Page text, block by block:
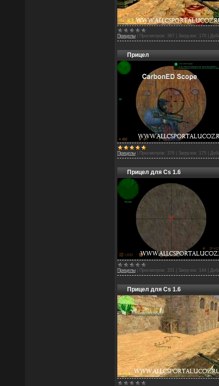
Прицелы Просмотров: 367 Загрузок: 170
Прицел
Прицелы Просмотров: 376 Загрузок: 175
Прицел для Cs 1.6
Прицелы Просмотров: 331 Загрузок: 144
Прицел для Cs 1.6